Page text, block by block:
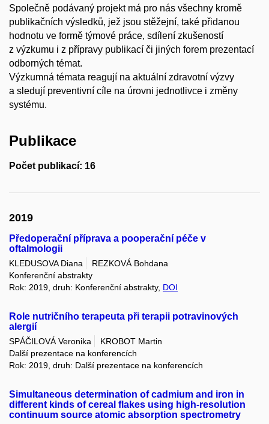
Společně podávaný projekt má pro nás všechny kromě
publikačních výsledků, jež jsou stěžejní, také přidanou
hodnotu ve formě týmové práce, sdílení zkušeností
z výzkumu i z přípravy publikací či jiných forem prezentací
odborných témat.
Výzkumná témata reagují na aktuální zdravotní výzvy
a sledují preventivní cíle na úrovni jednotlivce i změny
systému.
Publikace
Počet publikací: 16
2019
Předoperační příprava a pooperační péče v
oftalmologii
KLEDUSOVA Diana
REZKOVÁ Bohdana
Konferenční abstrakty
Rok: 2019, druh: Konferenční abstrakty, DOI
Role nutričního terapeuta při terapii potravinových
alergií
SPÁČILOVÁ Veronika
KROBOT Martin
Další prezentace na konferencích
Rok: 2019, druh: Další prezentace na konferencích
Simultaneous determination of cadmium and iron in
different kinds of cereal flakes using high-resolution
continuum source atomic absorption spectrometry